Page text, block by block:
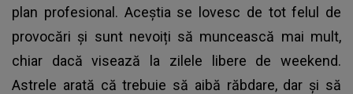
plan profesional. Aceștia se lovesc de tot felul de
provocări și sunt nevoiți să muncească mai mult,
chiar dacă visează la zilele libere de weekend.
Astrele arată că trebuie să aibă răbdare, dar și să